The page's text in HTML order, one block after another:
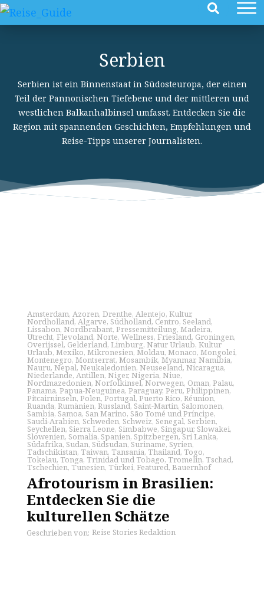
Serbien
Serbien ist ein Binnenstaat in Südosteuropa, der einen
Teil der Pannonischen Tiefebene und der mittleren und
westlichen Balkanhalbinsel umfasst. Entdecken Sie die
Region mit spannenden Geschichten, Empfehlungen und
Reise-Tipps unserer Journalisten.
Amsterdam, Azoren, Drenthe, Alentejo, Kultur,
Nordholland, Algarve, Südholland, Centro, Seeland,
Lissabon, Nordbrabant, Pressemitteilung, Madeira,
Utrecht, Flevoland, Norte, Wellness, Friesland, Groningen,
Overijssel, Gelderland, Limburg, Natur Urlaub, Kultur
Urlaub, Mexiko, Mikronesien, Moldau, Monaco, Mongolei,
Montenegro, Montserrat, Mosambik, Myanmar, Namibia,
Nauru, Nepal, Neukaledonien, Neuseeland, Nicaragua,
Niederlande, Antillen, Niger, Nigeria, Niue,
Nordmazedonien, Norfolkinsel,Norwegen, Oman, Palau,
Panama, Papua-Neuguinea, Paraguay, Peru, Philippinen,
Pitcairninseln, Polen,Portugal, Puerto Rico, Réunion,
Ruanda, Rumänien, Russland, Saint-Martin, Salomonen,
Sambia, Samoa, San Marino, São Tomé und Príncipe,
Saudi-Arabien, Schweden, Schweiz, Senegal, Serbien,
Seychellen, Sierra Leone, Simbabwe, Singapur, Slowakei,
Slowenien, Somalia, Spanien, Spitzbergen,Sri Lanka,
Südafrika, Sudan, Südsudan, Suriname,Syrien,
Tadschikistan, Taiwan, Tansania, Thailand, Togo,
Tokelau, Tonga, Trinidad und Tobago, Tromelin, Tschad,
Tschechien, Tunesien, Türkei, Featured, Bauernhof
Afrotourism in Brasilien:
Entdecken Sie die
kulturellen Schätze
Geschrieben von: Reise Stories Redaktion